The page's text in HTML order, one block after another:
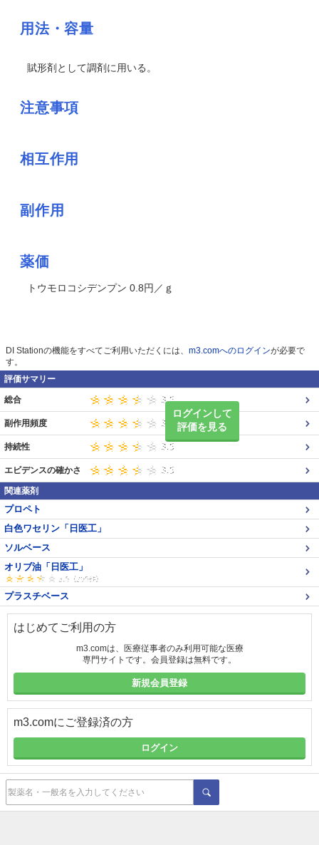
用法・容量
賦形剤として調剤に用いる。
注意事項
相互作用
副作用
薬価
トウモロコシデンプン 0.8円／ｇ
DI Stationの機能をすべてご利用いただくには、 m3.comへのログインが必要で
す。
評価サマリー
ログインして
評価を見る
総合
副作用頻度
持続性
エビデンスの確かさ
関連薬剤
プロペト
白色ワセリン「日医工」
ソルベース
オリブ油「日医工」
プラスチベース
はじめてご利用の方
m3.comは、医療従事者のみ利用可能な医療
専門サイトです。会員登録は無料です。
新規会員登録
m3.comにご登録済の方
ログイン